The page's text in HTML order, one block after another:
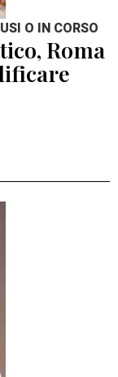
O IN CORSO
Roma